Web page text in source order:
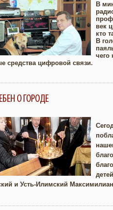
В
век
кто
В
чего
средства цифровой связи.
О ГОРОДЕ
и Усть-Илимский